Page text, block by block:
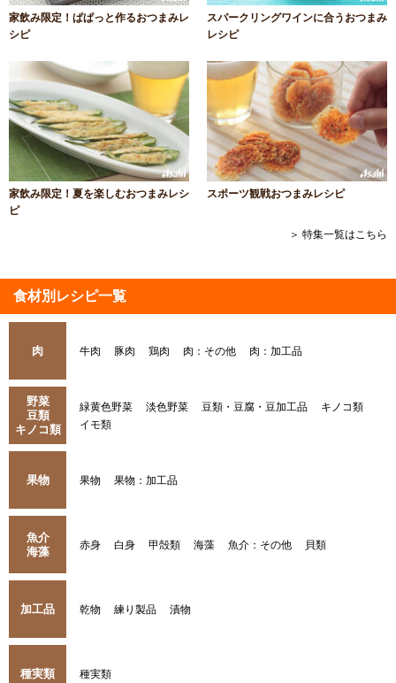
家飲み限定！ぱぱっと作るおつまみレ
シピ
スパークリングワインに合うおつまみ
レシピ
家飲み限定！夏を楽しむおつまみレシ
ピ
スポーツ観戦おつまみレシピ
＞ 特集一覧はこちら
食材別レシピ一覧
肉 牛肉 豚肉 鶏肉 肉：その他 肉：加工品
野菜
豆類
キノコ類
緑黄色野菜 淡色野菜 豆類・豆腐・豆加工品
キノコ類
イモ類
果物 果物 果物：加工品
魚介
海藻
赤身 白身 甲殻類 海藻 魚介：その他 貝類
加工品 乾物 練り製品 漬物
種実類 種実類